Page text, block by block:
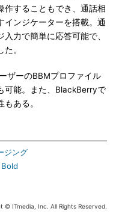
作することもでき、通話相
インジケーターを搭載。通
力で簡単に応答可能で、
。
ザーのBBMプロファイル
可能。また、BlackBerryで
ある。
ジング
© ITmedia, Inc. All Rights Reserved.